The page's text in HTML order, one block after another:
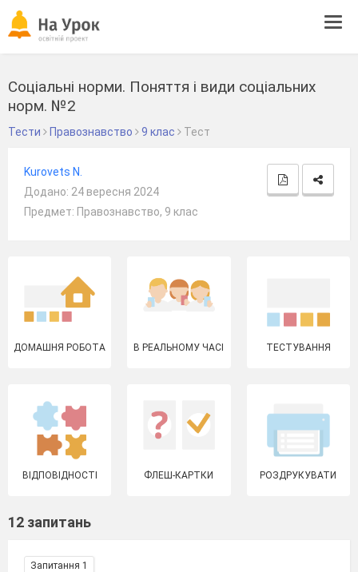
Соціальні норми. Поняття і види соціальних
норм. №2
Тести Правознавство 9 клас Тест
Kurovets N.
Додано: 24 вересня 2024
Предмет: Правознавство, 9 клас
ДОМАШНЯ РОБОТА В РЕАЛЬНОМУ ЧАСІ ТЕСТУВАННЯ
ВІДПОВІДНОСТІ ФЛЕШ-КАРТКИ РОЗДРУКУВАТИ
12 запитань
Запитання 1